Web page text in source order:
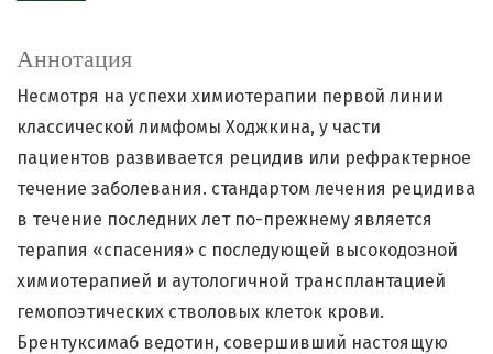
Аннотация
Несмотря на успехи химиотерапии первой линии
классической лимфомы Ходжкина, у части
пациентов развивается рецидив или рефрактерное
течение заболевания. стандартом лечения рецидива
в течение последних лет по-прежнему является
терапия «спасения» с последующей высокодозной
химиотерапией и аутологичной трансплантацией
гемопоэтических стволовых клеток крови.
Брентуксимаб ведотин, совершивший настоящую